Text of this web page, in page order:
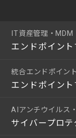
IT資産管理・MDM
エンドポイン
統合エンドポイン
エンドポイン
AIアンチウイルス
サイバープロテ